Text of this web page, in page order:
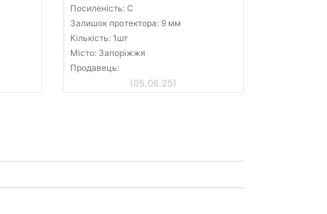
Посиленість: C
Залишок протектора: 9 мм
Кількість: 1шт
Місто: Запоріжжя
Продавець:
(05.06.25)